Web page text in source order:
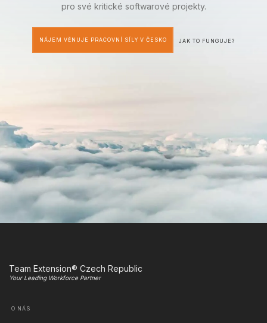
pro své kritické softwarové projekty.
NÁJEM VĚNUJE PRACOVNÍ SÍLY V ČESKO JAK TO FUNGUJE?
Team Extension® Czech Republic
Your Leading Workforce Partner
O NÁS